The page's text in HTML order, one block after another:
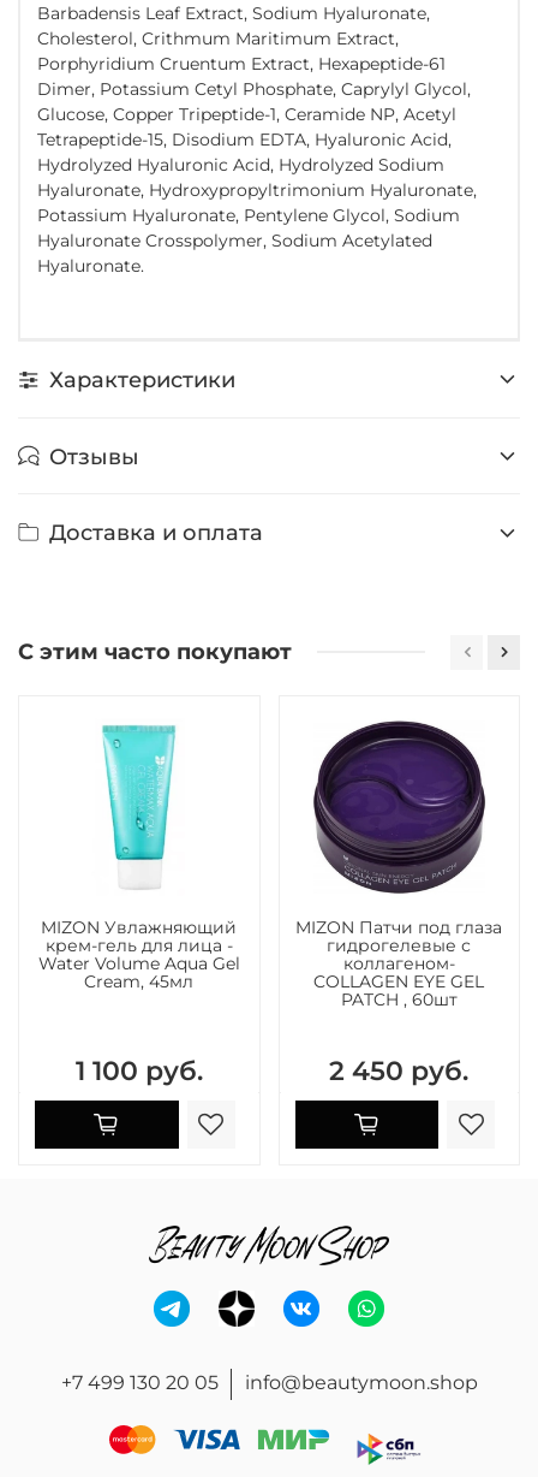
Barbadensis Leaf Extract, Sodium Hyaluronate,
Cholesterol, Crithmum Maritimum Extract,
Porphyridium Cruentum Extract, Hexapeptide-61
Dimer, Potassium Cetyl Phosphate, Caprylyl Glycol,
Glucose, Copper Tripeptide-1, Ceramide NP, Acetyl
Tetrapeptide-15, Disodium EDTA, Hyaluronic Acid,
Hydrolyzed Hyaluronic Acid, Hydrolyzed Sodium
Hyaluronate, Hydroxypropyltrimonium Hyaluronate,
Potassium Hyaluronate, Pentylene Glycol, Sodium
Hyaluronate Crosspolymer, Sodium Acetylated
Hyaluronate.
Характеристики
Отзывы
Доставка и оплата
С этим часто покупают
MIZON Увлажняющий
крем-гель для лица -
Water Volume Aqua Gel
Cream, 45мл
1 100 руб.
MIZON Патчи под глаза
гидрогелевые с
коллагеном-
COLLAGEN EYE GEL
PATCH , 60шт
2 450 руб.
+7 499 130 20 05 info@beautymoon.shop